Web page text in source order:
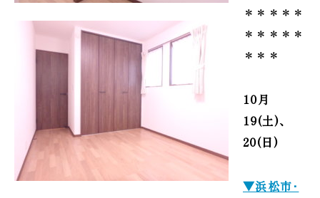
＊＊＊＊＊
＊＊＊＊＊
＊＊＊
10月
19(土)、
20(日)
▼浜松市･